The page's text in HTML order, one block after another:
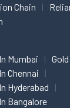
Chain
Mumbai
Chennai
Hyderabad
Bangalore